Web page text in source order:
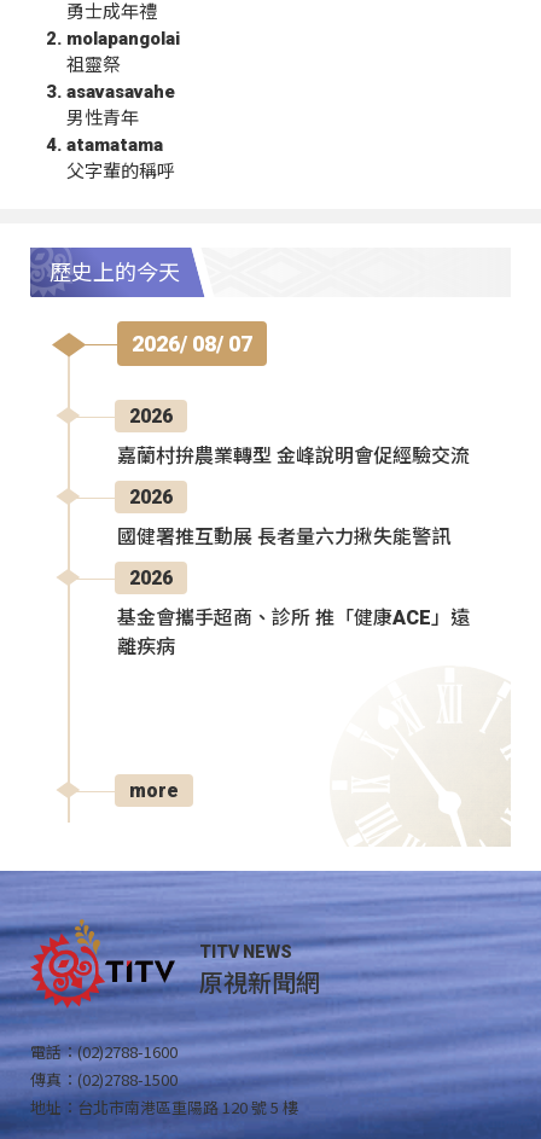
勇士成年禮
molapangolai
祖靈祭
asavasavahe
男性青年
atamatama
父字輩的稱呼
歷史上的今天
2026/ 08/ 07
2026
嘉蘭村拚農業轉型 金峰說明會促經驗交流
2026
國健署推互動展 長者量六力揪失能警訊
2026
基金會攜手超商、診所 推「健康ACE」遠
離疾病
more
TITV NEWS
原視新聞網
電話：(02)2788-1600
傳真：(02)2788-1500
地址：台北市南港區重陽路 120 號 5 樓